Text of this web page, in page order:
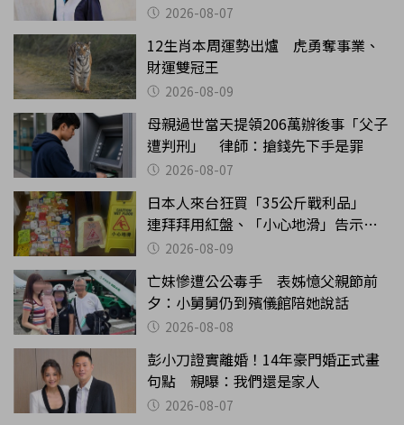
2026-08-07
12生肖本周運勢出爐 虎勇奪事業、
財運雙冠王
2026-08-09
母親過世當天提領206萬辦後事「父子
遭判刑」 律師：搶錢先下手是罪
2026-08-07
日本人來台狂買「35公斤戰利品」
連拜拜用紅盤、「小心地滑」告示牌
也帶回家
2026-08-09
亡妹慘遭公公毒手 表姊憶父親節前
夕：小舅舅仍到殯儀館陪她說話
2026-08-08
彭小刀證實離婚！14年豪門婚正式畫
句點 親曝：我們還是家人
2026-08-07